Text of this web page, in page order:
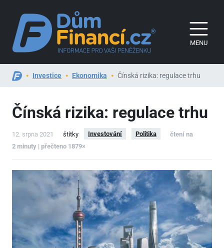
MENU
Investice Ekonomika Čínská rizika: regulace trhu
Čínská rizika: regulace trhu
12. srpna 2021 štítky Investování Politika
čtení na
2 minuty | přečteno 1879×